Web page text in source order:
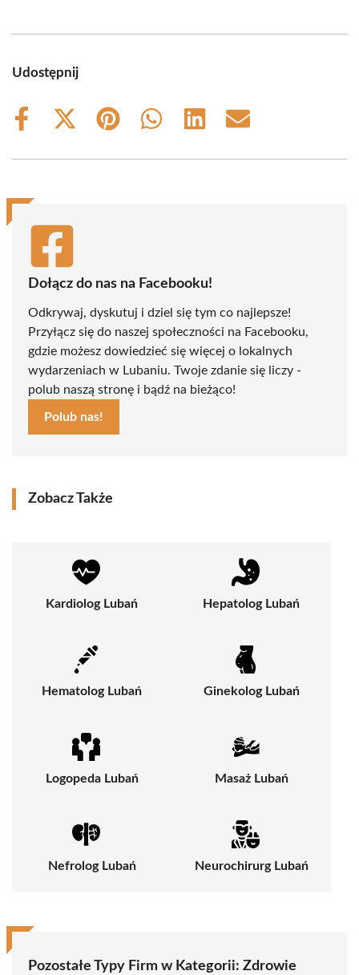
Udostępnij
Share
Share
(Twitter)
Share
Share
Share
Share
Dołącz do nas na Facebooku!
Odkrywaj, dyskutuj i dziel się tym co najlepsze!
Przyłącz się do naszej społeczności na Facebooku,
gdzie możesz dowiedzieć się więcej o lokalnych
wydarzeniach w Lubaniu. Twoje zdanie się liczy -
polub naszą stronę i bądź na bieżąco!
Polub nas!
Zobacz Także
Kardiolog Lubań Hepatolog Lubań
Hematolog Lubań Ginekolog Lubań
Logopeda Lubań Masaż Lubań
Nefrolog Lubań Neurochirurg Lubań
Pozostałe Typy Firm w Kategorii: Zdrowie